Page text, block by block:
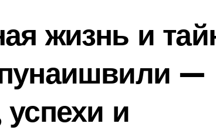
жизнь и
—
и